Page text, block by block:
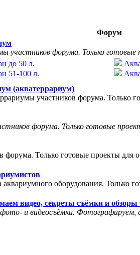
Форум
участников форума. Только
до 50 л.
51-100 л.
(акватеррариум)
участников форума. Только
форума. Только готовые
форума. Только готовые проекты для
аквариумного оборудования. Только
видео, секреты съёмки и обзоры
и видеосъёмки.